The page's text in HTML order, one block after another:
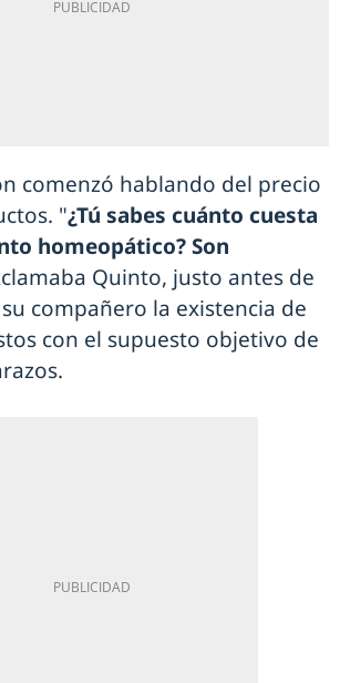
comenzó hablando del precio
"¿Tú sabes cuánto cuesta
homeopático? Son
Quinto, justo antes de
compañero la existencia de
con el supuesto objetivo de